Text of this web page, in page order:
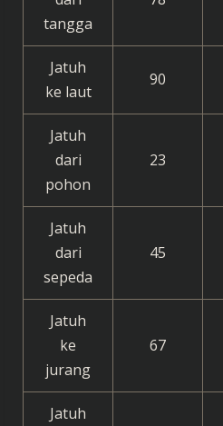
tangga
Jatuh
ke laut
90
Jatuh
dari
pohon
23
Jatuh
dari
sepeda
45
Jatuh
ke
jurang
67
Jatuh